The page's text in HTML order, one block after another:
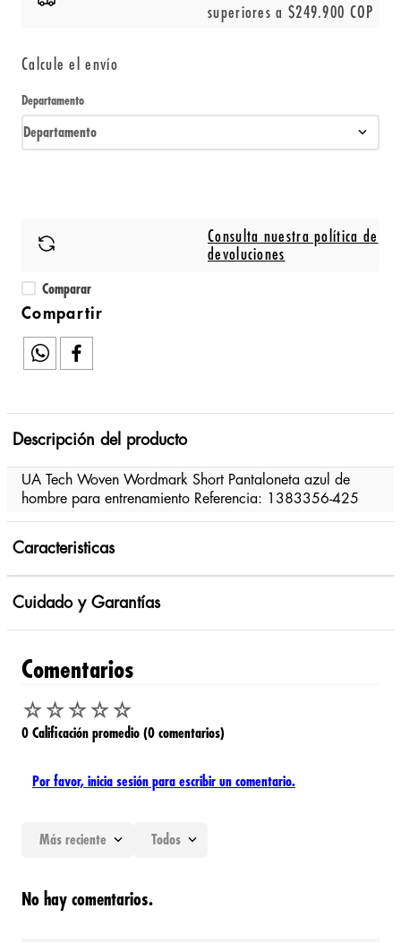
superiores a $249.900 COP
Calcule el envío
Departamento
Departamento
Consulta nuestra política de
devoluciones
Comparar
Descripción del producto
UA Tech Woven Wordmark Short Pantaloneta azul de
hombre para entrenamiento Referencia: 1383356-425
Caracteristicas
Cuidado y Garantías
Comentarios
☆☆☆☆☆
0 Calificación promedio (0 comentarios)
Por favor, inicia sesión para escribir un comentario.
Más reciente Todos
No hay comentarios.